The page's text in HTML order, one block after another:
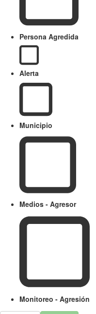
Persona Agredida
Alerta
Municipio
Medios - Agresor
Monitoreo - Agresión